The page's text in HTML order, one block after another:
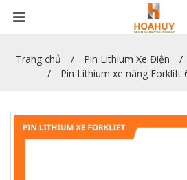
Trang chủ Pin Lithium Xe Điện
Pin Lithium xe nâng Forklift